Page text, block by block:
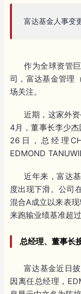
富达基金人事变
作为全球资管
司，富达基金管理
场关注。
近期，这家外
4月，董事长李少
26日，总经理
EDMOND
近年来，富达
度出现下滑。公司
混合A成立以来表
来跑输业绩基准超
总经理、董事长
富达基金近日
因离任总经理，